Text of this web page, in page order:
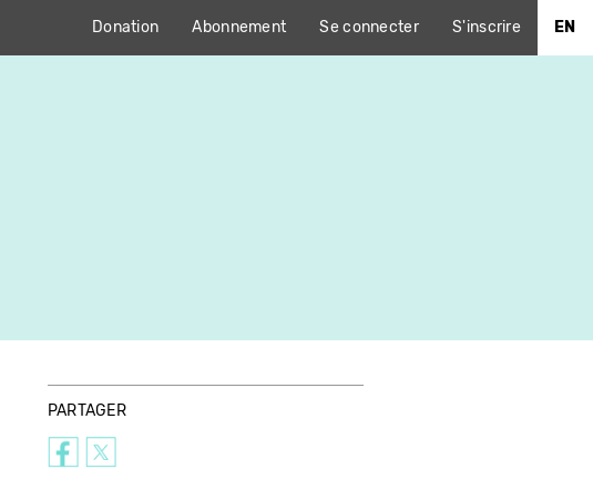
Donation Abonnement Se connecter S'inscrire EN
PARTAGER